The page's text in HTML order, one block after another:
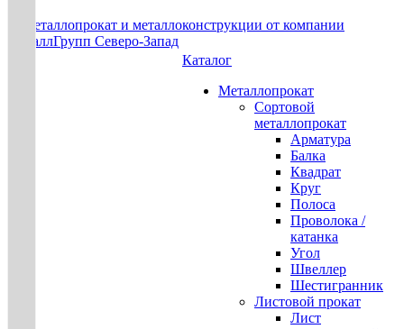
Каталог
Металлопрокат
Сортовой
металлопрокат
Арматура
Балка
Квадрат
Круг
Полоса
Проволока /
катанка
Угол
Швеллер
Шестигранник
Листовой прокат
Лист